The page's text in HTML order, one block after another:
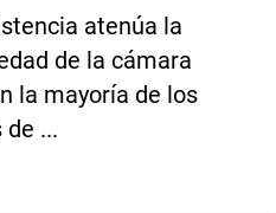
atenúa la
de la cámara
la mayoría de los
...